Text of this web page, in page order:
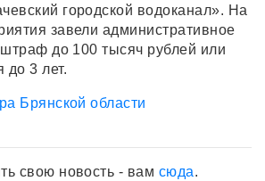
городской водоканал». На
завели административное
до 100 тысяч рублей или
до 3 лет.
Брянской области
свою новость - вам сюда.